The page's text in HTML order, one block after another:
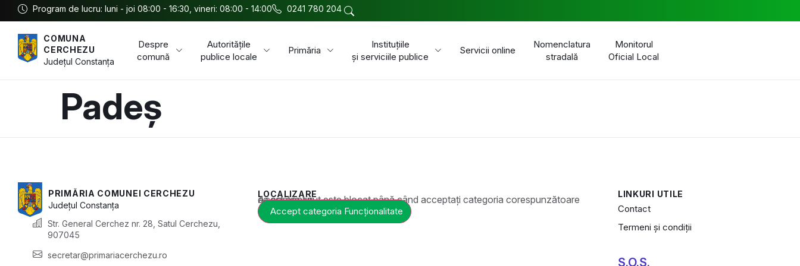
Program de lucru: luni - joi 08:00 - 16:30, vineri: 08:00 - 14:00 0241 780 204
COMUNA
CERCHEZU
JudețulConstanța
Despre
comună
Autoritățile
publice locale
Primăria
Instituțiile
și serviciile publice
Servicii online
Nomenclatura
stradală
Monitorul
Oficial Local
Padeș
PRIMĂRIA COMUNEI CERCHEZU
JudețulConstanța
Str. General Cerchez nr. 28, Satul Cerchezu,
907045
secretar@primariacerchezu.ro
LOCALIZARE
Acest conținut este blocat până când acceptați categoria corespunzătoare de cookie-uri.
Accept categoria Funcționalitate
LINKURI UTILE
Contact
Termeni și condiții
S.O.S.